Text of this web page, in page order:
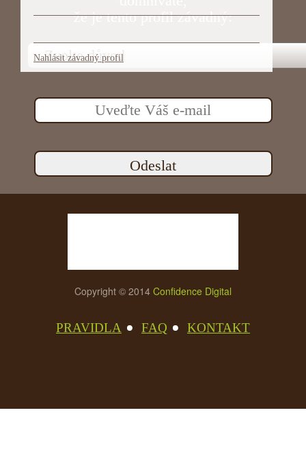
Nahlásit závadný profil
že je tento profil závadný:
Copyright © 2014 Confidence Digital
PRAVIDLA FAQ KONTAKT